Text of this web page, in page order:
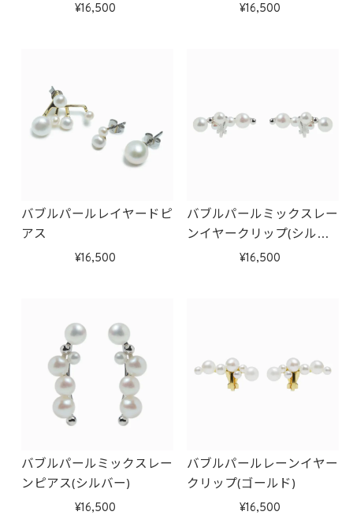
16,500 16,500
バブルパールレイヤードピ
アス
16,500
バブルパールミックスレー
ンイヤークリップ(シルバ
16,500
バブルパールミックスレー
ンピアス(シルバー)
16,500
バブルパールレーンイヤー
クリップ(ゴールド)
16,500